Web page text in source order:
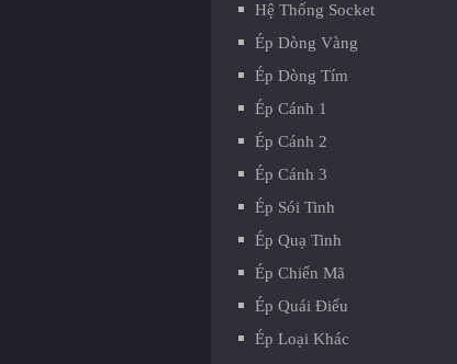
Hệ Thống Socket
Ép Dòng Vàng
Ép Dòng Tím
Ép Cánh 1
Ép Cánh 2
Ép Cánh 3
Ép Sói Tinh
Ép Quạ Tinh
Ép Chiến Mã
Ép Quái Điểu
Ép Loại Khác